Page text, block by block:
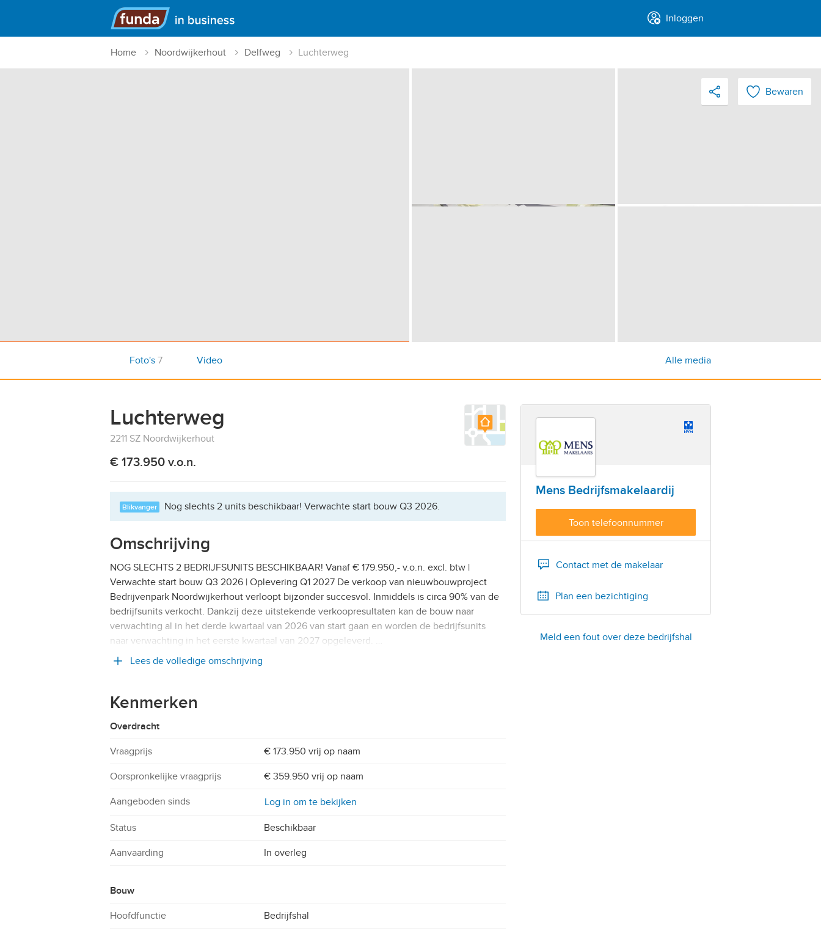
Hoofdmenu
Inloggen
Home Noordwijkerhout Delfweg Luchterweg
Bewaren
Video
Foto's 7 Alle media
Luchterweg
2211 SZ Noordwijkerhout
€ 173.950 v.o.n.
Blikvanger Nog slechts 2 units beschikbaar! Verwachte start bouw Q3 2026.
Omschrijving
NOG SLECHTS 2 BEDRIJFSUNITS BESCHIKBAAR! Vanaf € 179.950,- v.o.n. excl. btw |
Verwachte start bouw Q3 2026 | Oplevering Q1 2027 De verkoop van nieuwbouwproject
Bedrijvenpark Noordwijkerhout verloopt bijzonder succesvol. Inmiddels is circa 90% van de
bedrijfsunits verkocht. Dankzij deze uitstekende verkoopresultaten kan de bouw naar
verwachting al in het derde kwartaal van 2026 van start gaan en worden de bedrijfsunits
naar verwachting in het eerste kwartaal van 2027 opgeleverd. …
Lees de volledige omschrijving
Kenmerken
Overdracht
Vraagprijs € 173.950 vrij op naam
Oorspronkelijke vraagprijs € 359.950 vrij op naam
Aangeboden sinds Log in om te bekijken
Status Beschikbaar
Aanvaarding In overleg
Bouw
Hoofdfunctie Bedrijfshal
Mens Bedrijfsmakelaardij
Toon telefoonnummer
Contact met de makelaar
Plan een bezichtiging
Meld een fout over deze bedrijfshal